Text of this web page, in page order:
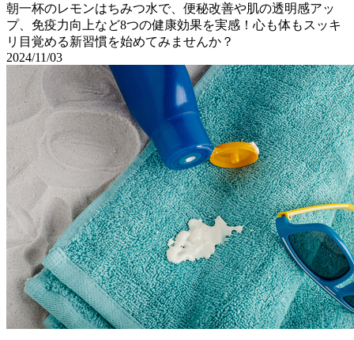
朝一杯のレモンはちみつ水で、便秘改善や肌の透明感アッ
プ、免疫力向上など8つの健康効果を実感！心も体もスッキ
リ目覚める新習慣を始めてみませんか？
2024/11/03